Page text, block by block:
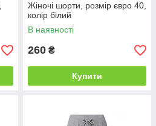
Жіночі шорти, розмір євро 40,
колір білий
В наявності
260 ₴
Купити